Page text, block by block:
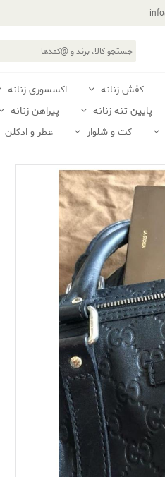
کفش زنانه اکسسوری زنانه
پایین تنه زنانه پیراهن زنانه
کت و شلوار عطر و ادکلن